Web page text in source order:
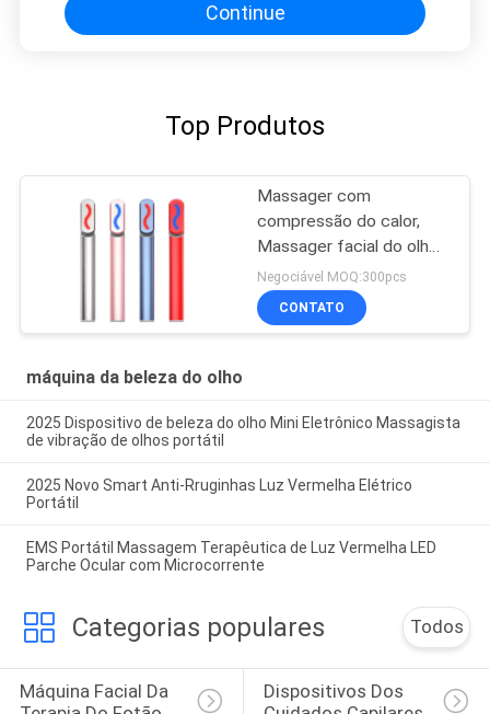
Continue
Top Produtos
Massager com
compressão do calor,
Massager facial do olho
do enrugamento do Ems
da varinha nova da
massagem do olho do
Negociável MOQ:300pcs
CONTATO
máquina da beleza do olho
2025 Dispositivo de beleza do olho Mini Eletrônico Massagista
de vibração de olhos portátil
2025 Novo Smart Anti-Rruginhas Luz Vermelha Elétrico
Portátil
EMS Portátil Massagem Terapêutica de Luz Vermelha LED
Parche Ocular com Microcorrente
Categorias populares Todos
Máquina Facial Da
Dispositivos Dos